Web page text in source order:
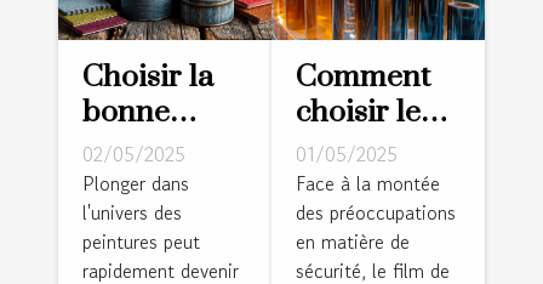
Choisir la
bonne
peinture
pour
chaque
type de
02/05/2025
Plonger dans
l'univers des
peintures peut
rapidement devenir
Comment
choisir le
bon film de
sécurité
pour vos
vitrages ?
01/05/2025
Face à la montée
des préoccupations
en matière de
sécurité, le film de